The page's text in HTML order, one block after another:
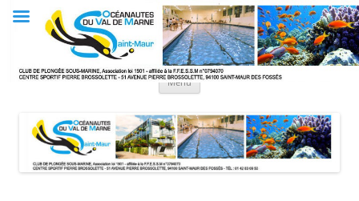
Club OVM
Les Océanautes du Val de Marne
Menu